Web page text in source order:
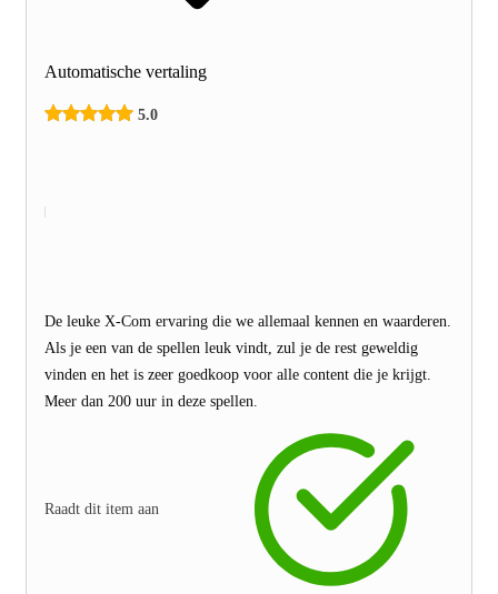
Automatische vertaling
5.0
De leuke X-Com ervaring die we allemaal kennen en waarderen.
Als je een van de spellen leuk vindt, zul je de rest geweldig
vinden en het is zeer goedkoop voor alle content die je krijgt.
Meer dan 200 uur in deze spellen.
Raadt dit item aan